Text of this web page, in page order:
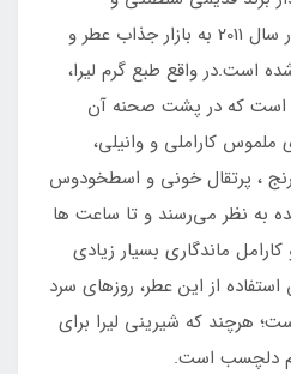
سرشناس زرجوف است که در سال 2011 به بازار جذاب عطر و
است.در واقع طبع گرم لیرا،
است که در پشت صحنه آن
کاراملی و وانیلی،
، پرتقال خونی و اسطخودوس
به نظر می‌رسند و تا ساعت ها
ماندگاری بسیار زیادی
از این عطر، روزهای سرد
هرچند که شیرینی لیرا برای
دلچسب است.